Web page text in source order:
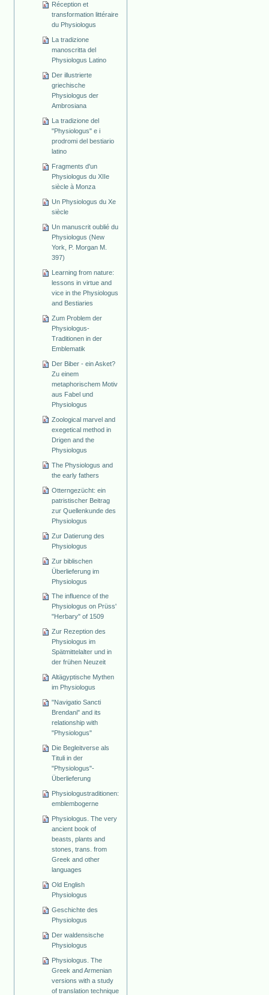
Réception et
transformation littéraire
du Physiologus
La tradizione
manoscritta del
Physiologus Latino
Der illustrierte
griechische
Physiologus der
Ambrosiana
La tradizione del
"Physiologus" e i
prodromi del bestiario
latino
Fragments d'un
Physiologus du XIIe
siècle à Monza
Un Physiologus du Xe
siècle
Un manuscrit oublié du
Physiologus (New
York, P. Morgan M.
397)
Learning from nature:
lessons in virtue and
vice in the Physiologus
and Bestiaries
Zum Problem der
Physiologus-
Traditionen in der
Emblematik
Der Biber - ein Asket?
Zu einem
metaphorischem Motiv
aus Fabel und
Physiologus
Zoological marvel and
exegetical method in
Drigen and the
Physiologus
The Physiologus and
the early fathers
Otterngezücht: ein
patristischer Beitrag
zur Quellenkunde des
Physiologus
Zur Datierung des
Physiologus
Zur biblischen
Überlieferung im
Physiologus
The influence of the
Physiologus on Prüss'
"Herbary" of 1509
Zur Rezeption des
Physiologus im
Spätmittelalter und in
der frühen Neuzeit
Altägyptische Mythen
im Physiologus
"Navigatio Sancti
Brendani" and its
relationship with
"Physiologus"
Die Begleitverse als
Tituli in der
"Physiologus"-
Überlieferung
Physiologustraditionen:
emblembogerne
Physiologus. The very
ancient book of
beasts, plants and
stones, trans. from
Greek and other
languages
Old English
Physiologus
Geschichte des
Physiologus
Der waldensische
Physiologus
Physiologus. The
Greek and Armenian
versions with a study
of translation technique